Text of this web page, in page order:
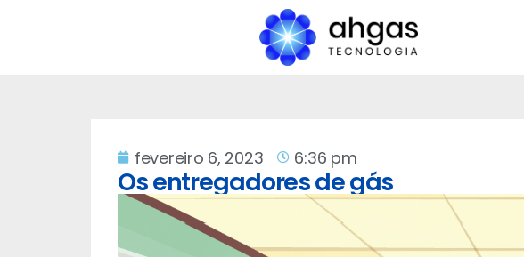
fevereiro 6, 2023 6:36 pm
Os entregadores de gás